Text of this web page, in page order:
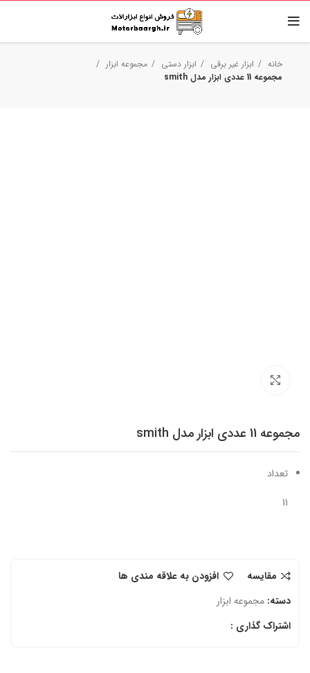
خانه ابزار غیر برقی ابزار دستی
مجموعه ابزار
مجموعه 11 عددی ابزار مدل smith
مجموعه 11 عددی ابزار مدل smith
تعداد
11
مقایسه
افزودن به علاقه مندی ها
دسته: مجموعه ابزار
اشتراک گذاری :